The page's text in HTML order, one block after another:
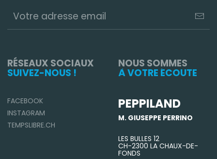
RÉSEAUX SOCIAUX
SUIVEZ-NOUS !
FACEBOOK
INSTAGRAM
TEMPSLIBRE.CH
NOUS SOMMES
À VOTRE ÉCOUTE
PEPPILAND
M. GIUSEPPE PERRINO
LES BULLES 12
CH-2300 LA CHAUX-DE-
FONDS